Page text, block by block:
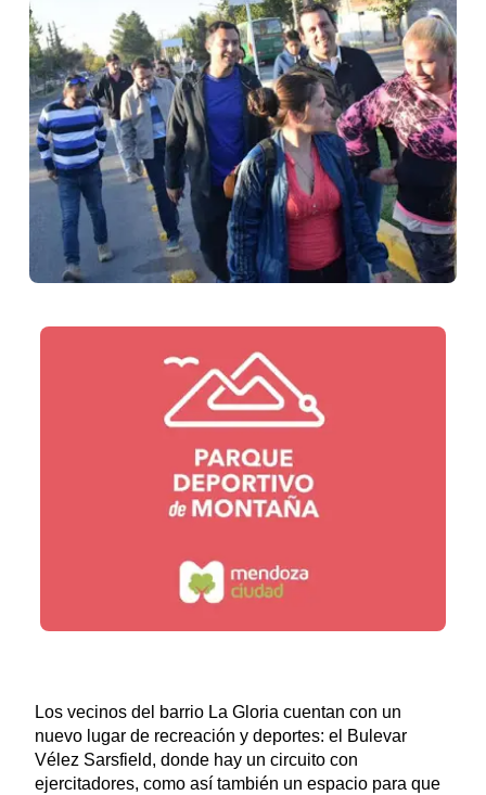
Los vecinos del barrio La Gloria cuentan con un
nuevo lugar de recreación y deportes: el Bulevar
Vélez Sarsfield, donde hay un circuito con
ejercitadores, como así también un espacio para que